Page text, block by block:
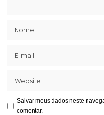
Salvar meus dados neste
comentar.